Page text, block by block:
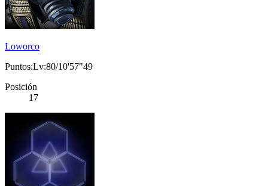
Loworco
Puntos:Lv:80/10'57"49
Posición
17